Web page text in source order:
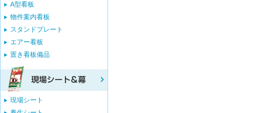
A型看板
物件案内看板
スタンドプレート
エアー看板
置き看板備品
現場シート